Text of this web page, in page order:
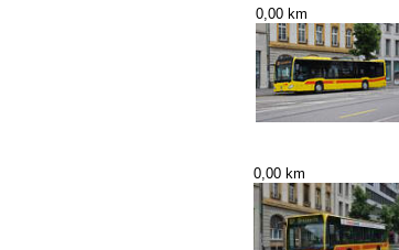
0,00 km
0,00 km